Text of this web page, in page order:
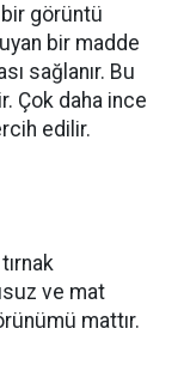
görüntü
bir madde
sağlanır. Bu
Çok daha ince
edilir.
ve mat
mattır.